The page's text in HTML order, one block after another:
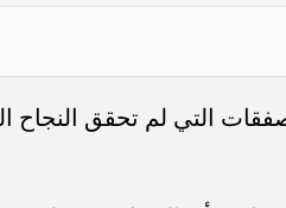
التي لم تحقق النجاح